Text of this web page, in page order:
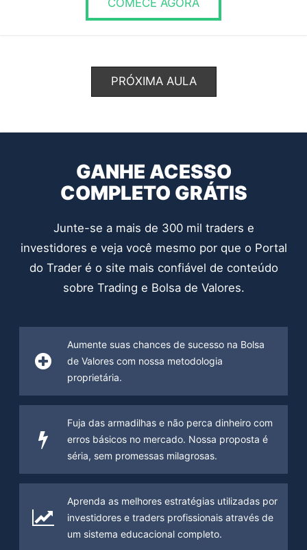
COMECE AGORA
PRÓXIMA AULA
GANHE ACESSO
COMPLETO GRÁTIS
Junte-se a mais de 300 mil traders e
investidores e veja você mesmo por que o Portal
do Trader é o site mais confiável de conteúdo
sobre Trading e Bolsa de Valores.
Aumente suas chances de sucesso na Bolsa
de Valores com nossa metodologia
proprietária.
Fuja das armadilhas e não perca dinheiro com
erros básicos no mercado. Nossa proposta é
séria, sem promessas milagrosas.
Aprenda as melhores estratégias utilizadas por
investidores e traders profissionais através de
um sistema educacional completo.